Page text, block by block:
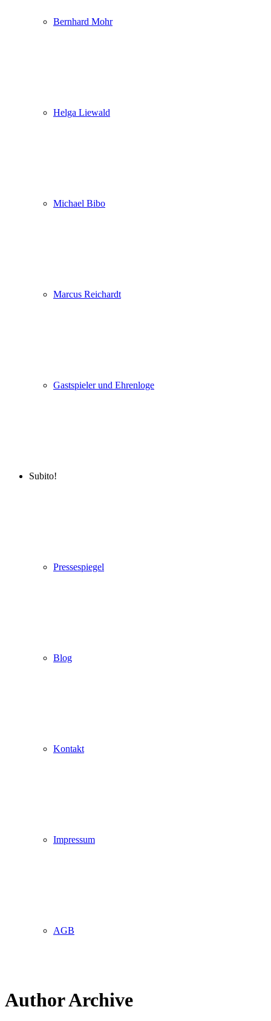
Bernhard Mohr
Helga Liewald
Michael Bibo
Marcus Reichardt
Gastspieler und Ehrenloge
Subito!
Pressespiegel
Blog
Kontakt
Impressum
AGB
Author Archive